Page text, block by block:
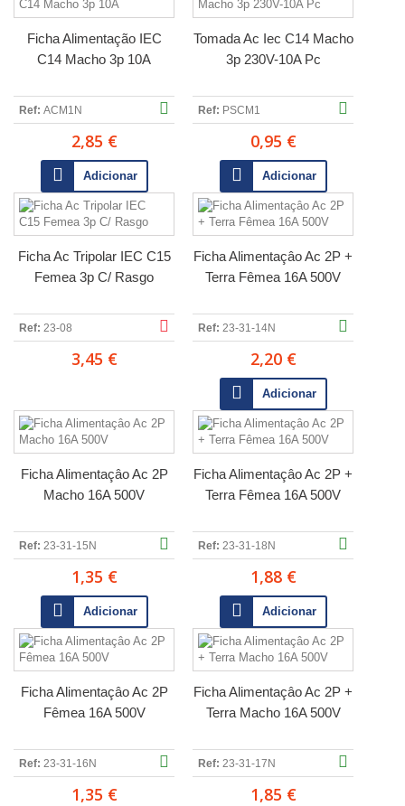
Ficha Alimentação IEC
C14 Macho 3p 10A
Ref: ACM1N
2,85 €
Adicionar
Tomada Ac Iec C14 Macho
3p 230V-10A Pc
Ref: PSCM1
0,95 €
Adicionar
Ficha Ac Tripolar IEC C15
Femea 3p C/ Rasgo
Ref: 23-08
3,45 €
Ficha Alimentaçâo Ac 2P +
Terra Fêmea 16A 500V
Ref: 23-31-14N
2,20 €
Adicionar
Ficha Alimentaçâo Ac 2P
Macho 16A 500V
Ref: 23-31-15N
1,35 €
Adicionar
Ficha Alimentaçâo Ac 2P +
Terra Fêmea 16A 500V
Ref: 23-31-18N
1,88 €
Adicionar
Ficha Alimentaçâo Ac 2P
Fêmea 16A 500V
Ref: 23-31-16N
1,35 €
Ficha Alimentaçâo Ac 2P +
Terra Macho 16A 500V
Ref: 23-31-17N
1,85 €